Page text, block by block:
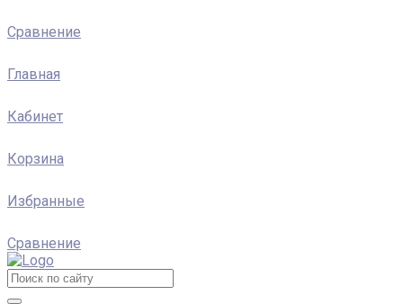
Сравнение
Главная
Кабинет
Корзина
Избранные
Сравнение